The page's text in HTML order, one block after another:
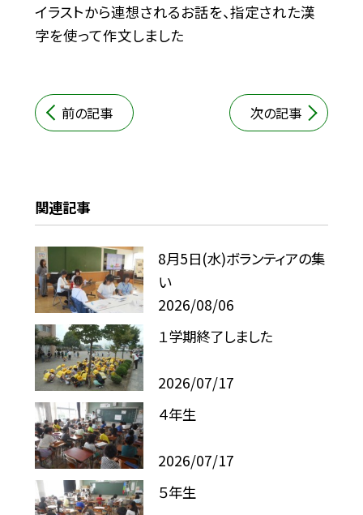
イラストから連想されるお話を、指定された漢
字を使って作文しました
前の記事 次の記事
関連記事
8月5日(水)ボランティアの集
い
2026/08/06
１学期終了しました
2026/07/17
４年生
2026/07/17
５年生